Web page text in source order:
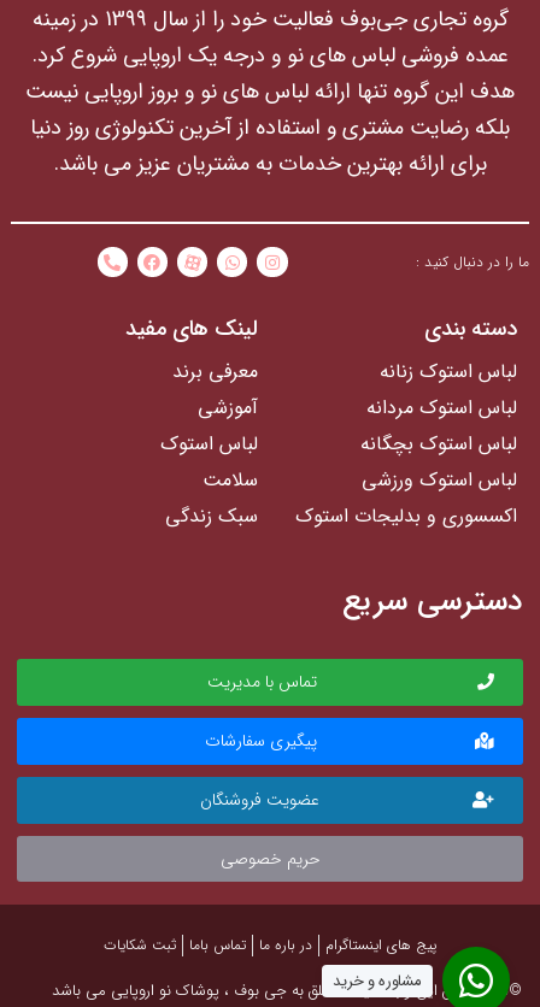
گروه تجاری جی‌بوف فعالیت خود را از سال 1399 در زمینه
عمده فروشی لباس های نو و درجه یک اروپایی شروع کرد.
هدف این گروه تنها ارائه لباس های نو و بروز اروپایی نیست
بلکه رضایت مشتری و استفاده از آخرین تکنولوژی روز دنیا
برای ارائه بهترین خدمات به مشتریان عزیز می باشد.
ما را در دنبال کنید :
دسته بندی
لباس استوک زنانه
لباس استوک مردانه
لباس استوک بچگانه
لباس استوک ورزشی
اکسسوری و بدلیجات استوک
لینک های مفید
معرفی برند
آموزشی
لباس استوک
سلامت
سبک زندگی
دسترسی سریع
تماس با مدیریت
پیگیری سفارشات
عضویت فروشنگان
حریم خصوصی
©تمام حقوق این وب سایت متعلق به جی بوف ، پوشاک نو اروپایی می باشد
پیج های اینستاگرام در باره ما تماس باما ثبت شکایات
مشاوره و خرید